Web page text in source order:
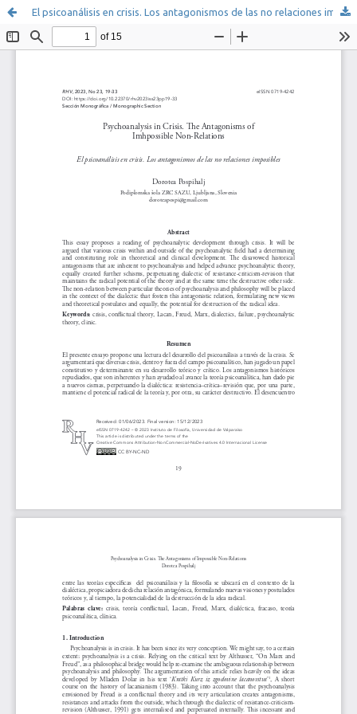
El psicoanálisis en crisis. Los antagonismos de las no relaciones imposibles